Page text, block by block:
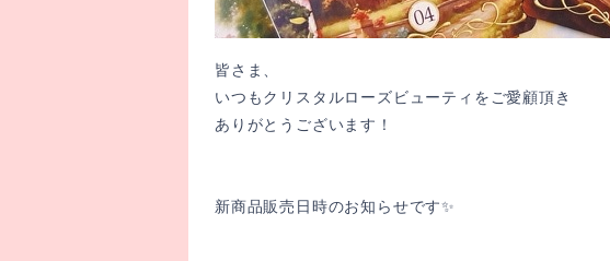
皆さま、
いつもクリスタルローズビューティをご愛顧頂き
ありがとうございます！
新商品販売日時のお知らせです✨